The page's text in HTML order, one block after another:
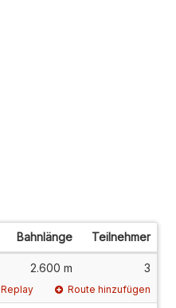
Bahnlänge Teilnehmer
2.600 m 3
Replay Route hinzufügen